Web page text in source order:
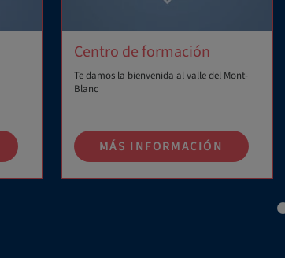
Centro de formación
Te damos la bienvenida al valle del Mont-
Blanc
MÁS INFORMACIÓN